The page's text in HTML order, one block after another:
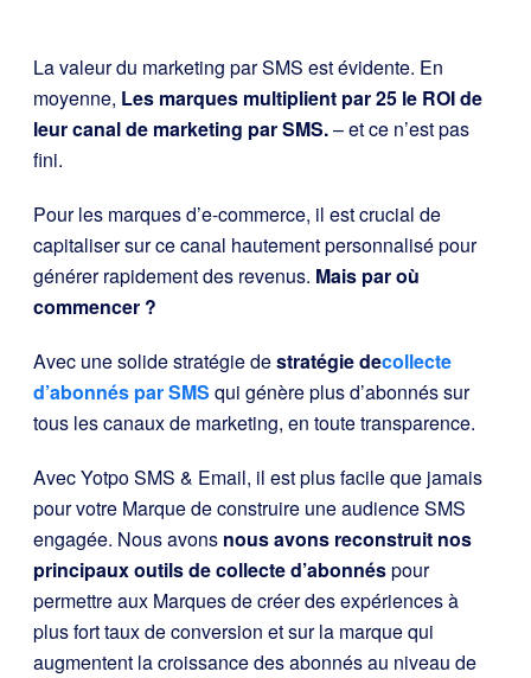
La valeur du marketing par SMS est évidente. En
moyenne, Les marques multiplient par 25 le ROI de
leur canal de marketing par SMS.– et ce n’est pas
fini.
Pour les marques d’e-commerce, il est crucial de
capitaliser sur ce canal hautement personnalisé pour
générer rapidement des revenus. Mais par où
commencer ?
Avec une solide stratégie destratégie decollecte
d’abonnés par SMS qui génère plus d’abonnés sur
tous les canaux de marketing, en toute transparence.
Avec Yotpo SMS & Email, il est plus facile que jamais
pour votre Marque de construire une audience SMS
engagée. Nous avons nous avons reconstruit nos
principaux outils de collecte d’abonnéspour
permettre aux Marques de créer des expériences à
plus fort taux de conversion et sur la marque qui
augmentent la croissance des abonnés au niveau de